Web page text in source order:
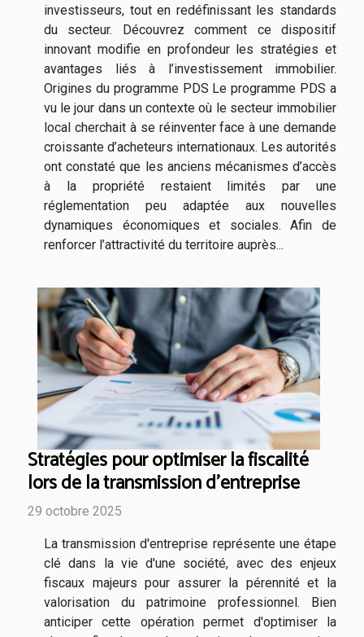
investisseurs, tout en redéfinissant les standards
du secteur. Découvrez comment ce dispositif
innovant modifie en profondeur les stratégies et
avantages liés à l’investissement immobilier.
Origines du programme PDS Le programme PDS a
vu le jour dans un contexte où le secteur immobilier
local cherchait à se réinventer face à une demande
croissante d’acheteurs internationaux. Les autorités
ont constaté que les anciens mécanismes d’accès
à la propriété restaient limités par une
réglementation peu adaptée aux nouvelles
dynamiques économiques et sociales. Afin de
renforcer l’attractivité du territoire auprès...
Stratégies pour optimiser la fiscalité
lors de la transmission d'entreprise
29 octobre 2025
La transmission d'entreprise représente une étape
clé dans la vie d'une société, avec des enjeux
fiscaux majeurs pour assurer la pérennité et la
valorisation du patrimoine professionnel. Bien
anticiper cette opération permet d'optimiser la